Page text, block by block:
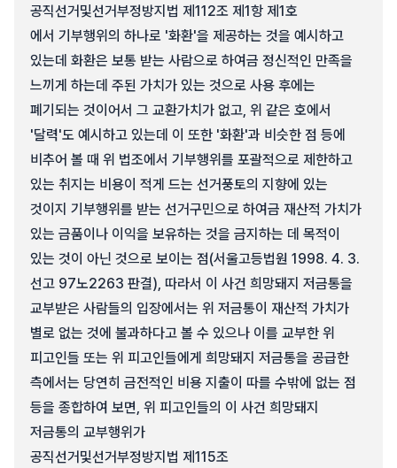
공직선거및선거부정방지법 제112조 제1항 제1호
에서 기부행위의 하나로 '화환'을 제공하는 것을 예시하고
있는데 화환은 보통 받는 사람으로 하여금 정신적인 만족을
느끼게 하는데 주된 가치가 있는 것으로 사용 후에는
폐기되는 것이어서 그 교환가치가 없고, 위 같은 호에서
'달력'도 예시하고 있는데 이 또한 '화환'과 비슷한 점 등에
비추어 볼 때 위 법조에서 기부행위를 포괄적으로 제한하고
있는 취지는 비용이 적게 드는 선거풍토의 지향에 있는
것이지 기부행위를 받는 선거구민으로 하여금 재산적 가치가
있는 금품이나 이익을 보유하는 것을 금지하는 데 목적이
있는 것이 아닌 것으로 보이는 점(서울고등법원 1998. 4. 3.
선고 97노2263 판결), 따라서 이 사건 희망돼지 저금통을
교부받은 사람들의 입장에서는 위 저금통이 재산적 가치가
별로 없는 것에 불과하다고 볼 수 있으나 이를 교부한 위
피고인들 또는 위 피고인들에게 희망돼지 저금통을 공급한
측에서는 당연히 금전적인 비용 지출이 따를 수밖에 없는 점
등을 종합하여 보면, 위 피고인들의 이 사건 희망돼지
저금통의 교부행위가
공직선거및선거부정방지법 제115조